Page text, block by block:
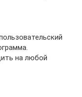
на любой